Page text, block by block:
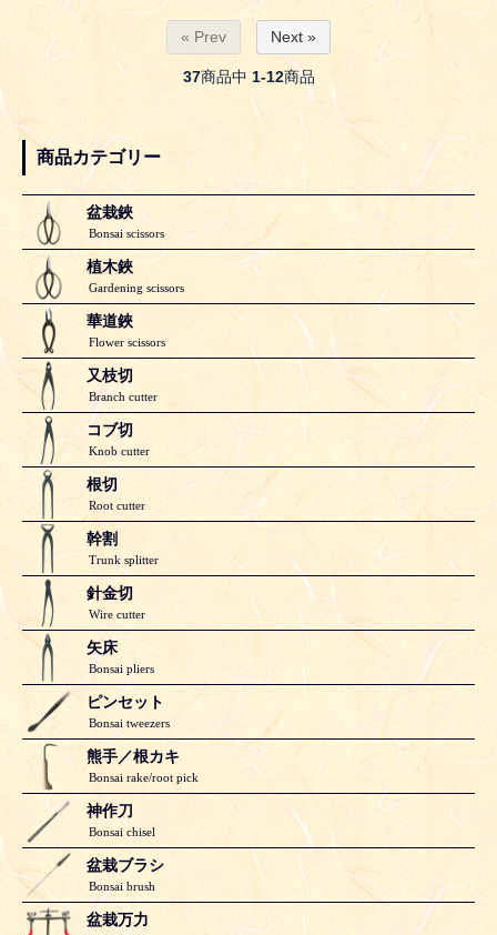
« Prev Next »
37商品中 1-12商品
商品カテゴリー
盆栽鋏
Bonsai scissors
植木鋏
Gardening scissors
華道鋏
Flower scissors
又枝切
Branch cutter
コブ切
Knob cutter
根切
Root cutter
幹割
Trunk splitter
針金切
Wire cutter
矢床
Bonsai pliers
ピンセット
Bonsai tweezers
熊手／根カキ
Bonsai rake/root pick
神作刀
Bonsai chisel
盆栽ブラシ
Bonsai brush
盆栽万力